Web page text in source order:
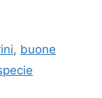
, buone